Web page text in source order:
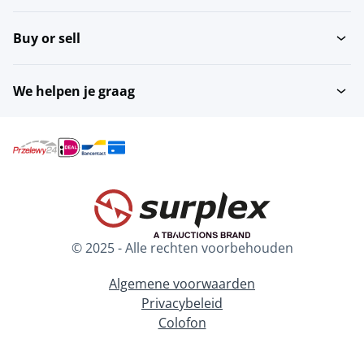
Buy or sell
We helpen je graag
© 2025 - Alle rechten voorbehouden
Algemene voorwaarden
Privacybeleid
Colofon